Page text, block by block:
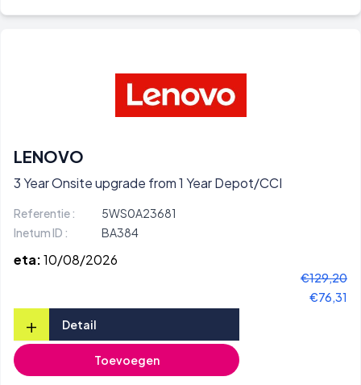
LENOVO
3 Year Onsite upgrade from 1 Year Depot/CCI
Referentie :
5WS0A23681
Inetum ID :
BA384
eta:10/08/2026
€129,20
€76,31
+ Detail
Toevoegen